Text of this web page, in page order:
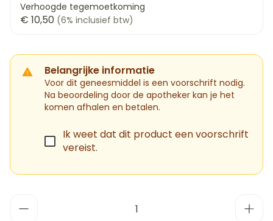
Verhoogde tegemoetkoming
€ 10,50 (6% inclusief btw)
Belangrijke informatie
Voor dit geneesmiddel is een voorschrift nodig.
Na beoordeling door de apotheker kan je het
komen afhalen en betalen.
Ik weet dat dit product een voorschrift
vereist.